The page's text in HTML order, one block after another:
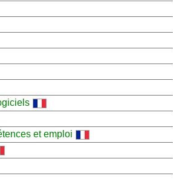
et emploi